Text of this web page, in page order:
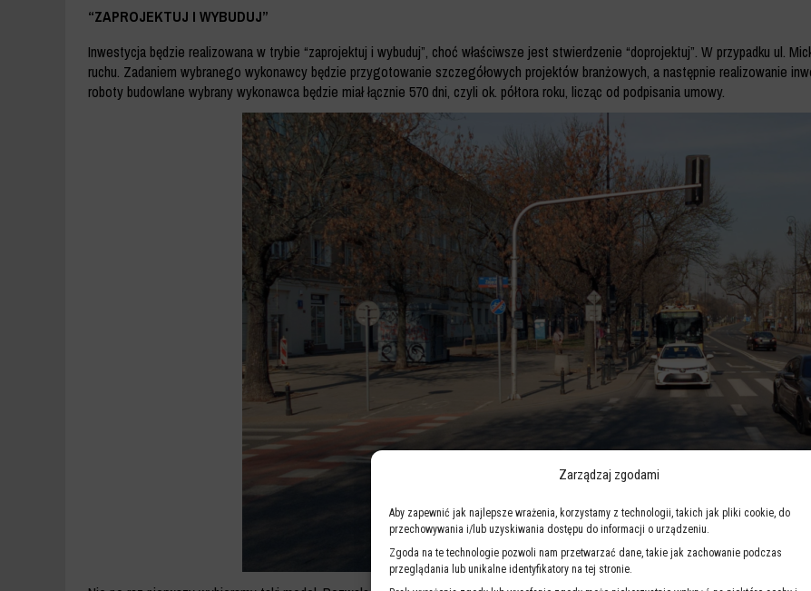
Zarządzaj zgodami
Aby zapewnić jak najlepsze wrażenia, korzystamy z technologii, takich jak pliki cookie, do
przechowywania i/lub uzyskiwania dostępu do informacji o urządzeniu.
Zgoda na te technologie pozwoli nam przetwarzać dane, takie jak zachowanie podczas
przeglądania lub unikalne identyfikatory na tej stronie.
“ZAPROJEKTUJ I WYBUDUJ”
Inwestycja będzie realizowana w trybie “zaprojektuj i wybuduj”, choć właściwsze jest stwierdzenie “doprojektuj”. W przypadku ul.
ruchu. Zadaniem wybranego wykonawcy będzie przygotowanie szczegółowych projektów branżowych, a następnie realizowanie
roboty budowlane wybrany wykonawca będzie miał łącznie 570 dni, czyli ok. półtora roku, licząc od podpisania umowy.